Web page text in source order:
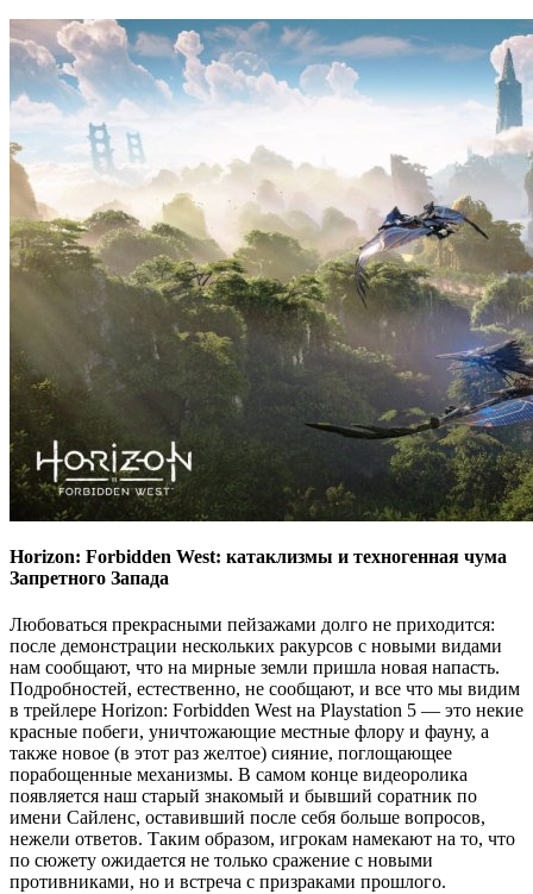
Horizon: Forbidden West: катаклизмы и техногенная чума
Запретного Запада
Любоваться прекрасными пейзажами долго не приходится:
после демонстрации нескольких ракурсов с новыми видами
нам сообщают, что на мирные земли пришла новая напасть.
Подробностей, естественно, не сообщают, и все что мы видим
в трейлере Horizon: Forbidden West на Playstation 5 — это некие
красные побеги, уничтожающие местные флору и фауну, а
также новое (в этот раз желтое) сияние, поглощающее
порабощенные механизмы. В самом конце видеоролика
появляется наш старый знакомый и бывший соратник по
имени Сайленс, оставивший после себя больше вопросов,
нежели ответов. Таким образом, игрокам намекают на то, что
по сюжету ожидается не только сражение с новыми
противниками, но и встреча с призраками прошлого.